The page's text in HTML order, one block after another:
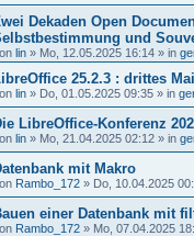
Dekaden Open
und
lin » Mo, 12.05.2025 16:14 » in
25.2.3 : drittes
lin » Do, 01.05.2025 09:35 » in
LibreOffice-Konferenz
lin » Mo, 21.04.2025 02:12 » in
mit Makro
Rambo_172 » Do, 10.04.2025
einer Datenbank mit
Rambo_172 » Mo, 07.04.2025